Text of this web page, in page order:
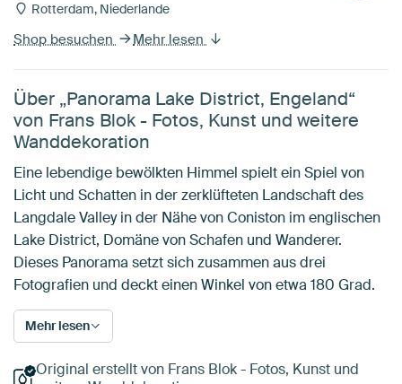
Rotterdam, Niederlande
Shop besuchen Mehr lesen
Über „Panorama Lake District, Engeland“
von Frans Blok - Fotos, Kunst und weitere
Wanddekoration
Eine lebendige bewölkten Himmel spielt ein Spiel von
Licht und Schatten in der zerklüfteten Landschaft des
Langdale Valley in der Nähe von Coniston im englischen
Lake District, Domäne von Schafen und Wanderer.
Dieses Panorama setzt sich zusammen aus drei
Fotografien und deckt einen Winkel von etwa 180 Grad.
Mehr lesen
Original erstellt von Frans Blok - Fotos, Kunst und